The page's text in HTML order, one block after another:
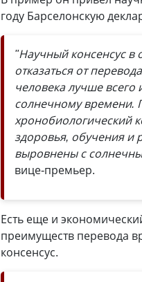
году Барселонскую
"Научный консенсус в
отказаться от
человека лучше
солнечному времени.
хронобиологический
здоровья, обучения и
выровнены с
вице-премьер.
Есть еще и
преимуществ перевода
консенсус.